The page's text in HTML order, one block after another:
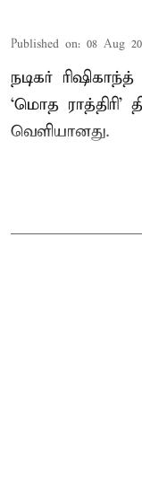
Published on: 08 Aug
நடிகர்
‘மொத
வெளியானது.